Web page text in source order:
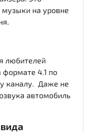
музыки на уровне
любителей
формате 4.1 по
каналу. Даже не
автомобиль